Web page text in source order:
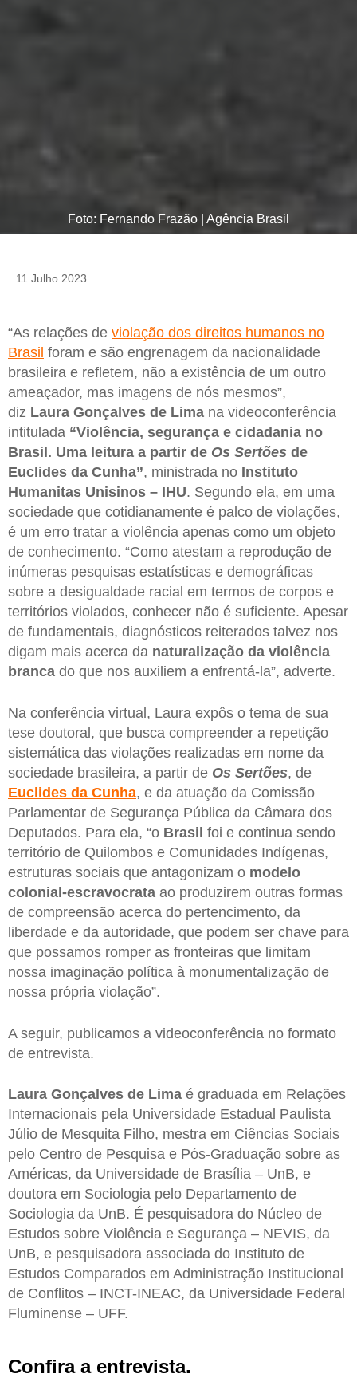
Foto: Fernando Frazão | Agência Brasil
11 Julho 2023
“As relações de violação dos direitos humanos no
Brasil foram e são engrenagem da nacionalidade
brasileira e refletem, não a existência de um outro
ameaçador, mas imagens de nós mesmos”,
diz Laura Gonçalves de Lima na videoconferência
intitulada “Violência, segurança e cidadania no
Brasil. Uma leitura a partir de Os Sertões de
Euclides da Cunha”, ministrada no Instituto
Humanitas Unisinos – IHU. Segundo ela, em uma
sociedade que cotidianamente é palco de violações,
é um erro tratar a violência apenas como um objeto
de conhecimento. “Como atestam a reprodução de
inúmeras pesquisas estatísticas e demográficas
sobre a desigualdade racial em termos de corpos e
territórios violados, conhecer não é suficiente. Apesar
de fundamentais, diagnósticos reiterados talvez nos
digam mais acerca da naturalização da violência
branca do que nos auxiliem a enfrentá-la”, adverte.
Na conferência virtual, Laura expôs o tema de sua
tese doutoral, que busca compreender a repetição
sistemática das violações realizadas em nome da
sociedade brasileira, a partir de Os Sertões, de
Euclides da Cunha, e da atuação da Comissão
Parlamentar de Segurança Pública da Câmara dos
Deputados. Para ela, “o Brasil foi e continua sendo
território de Quilombos e Comunidades Indígenas,
estruturas sociais que antagonizam o modelo
colonial-escravocrata ao produzirem outras formas
de compreensão acerca do pertencimento, da
liberdade e da autoridade, que podem ser chave para
que possamos romper as fronteiras que limitam
nossa imaginação política à monumentalização de
nossa própria violação”.
A seguir, publicamos a videoconferência no formato
de entrevista.
Laura Gonçalves de Lima é graduada em Relações
Internacionais pela Universidade Estadual Paulista
Júlio de Mesquita Filho, mestra em Ciências Sociais
pelo Centro de Pesquisa e Pós-Graduação sobre as
Américas, da Universidade de Brasília – UnB, e
doutora em Sociologia pelo Departamento de
Sociologia da UnB. É pesquisadora do Núcleo de
Estudos sobre Violência e Segurança – NEVIS, da
UnB, e pesquisadora associada do Instituto de
Estudos Comparados em Administração Institucional
de Conflitos – INCT-INEAC, da Universidade Federal
Fluminense – UFF.
Confira a entrevista.